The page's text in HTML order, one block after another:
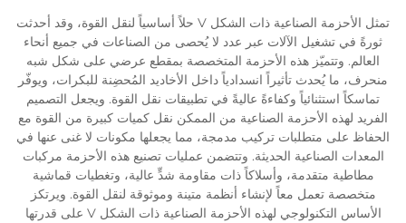
تمثل الأحزمة الصناعية ذات الشكل V حلاً أساسياً لنقل القوة، وقد أحدثت
ثورةً في تشغيل الآلات عبر عدد لا يُحصى من الصناعات في جميع أنحاء
العالم. وتتميّز هذه الأحزمة المتخصصة بمقطع عرضي على شكل شبه
منحرف، ما يُحدث تأثيراً انسدادياً داخل الأخاديد المُحضِنة للبكرات، ويوفّر
تماسكاً استثنائياً وكفاءةً عاليةً في تطبيقات نقل القوة. ويجعل التصميم
الفريد لهذه الأحزمة الصناعية من الممكن نقل كميات كبيرة من القوة مع
الحفاظ على متطلبات تركيب مدمجة، مما يجعلها مكونات لا غنى عنها في
المعدات الصناعية الحديثة. وتتضمن عمليات تصنيع هذه الأحزمة مركبات
مطاطية متقدمة، وأسلاكاً ذات مقاومة شدٍّ عالية، وتغطيات قماشية
متخصصة تعمل معاً لإنشاء أنظمة متينة وموثوقة لنقل القوة. ويرتكز
الأساس التكنولوجي لهذه الأحزمة الصناعية ذات الشكل V على قدرتها